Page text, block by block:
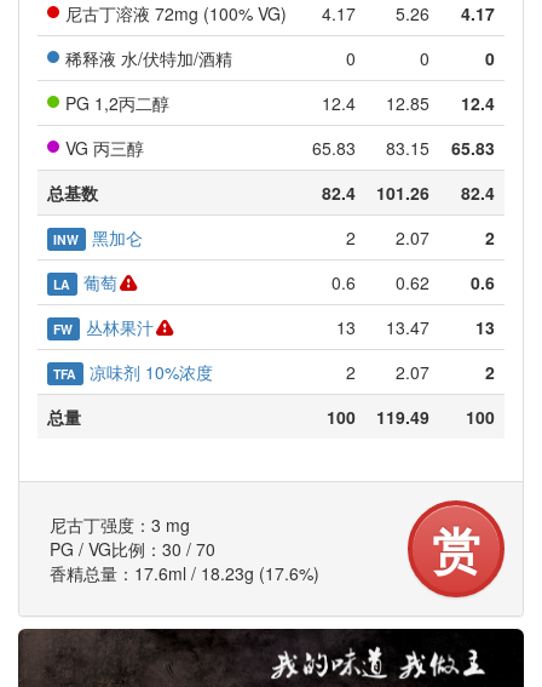
尼古丁溶液 72mg (100% VG) 4.17 5.26
4.17
稀释液 水/伏特加/酒精
0 0
0
PG 1,2丙二醇
12.4 12.85
12.4
VG 丙三醇
65.83 83.15
65.83
总基数
82.4 101.26 82.4
INW 黑加仑 2 2.07 2
LA 葡萄 0.6 0.62 0.6
FW 丛林果汁 13 13.47 13
TFA 凉味剂 10%浓度 2 2.07
2
总量
100 119.49 100
尼古丁强度：3 mg
PG / VG比例：30 / 70
香精总量：17.6ml / 18.23g (17.6%)
赏